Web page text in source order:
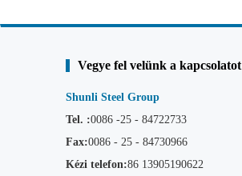
Vegye fel velünk a kapcsolatot
Shunli Steel Group
Tel. :0086 -25 - 84722733
Fax:0086 - 25 - 84730966
Kézi telefon:86 13905190622